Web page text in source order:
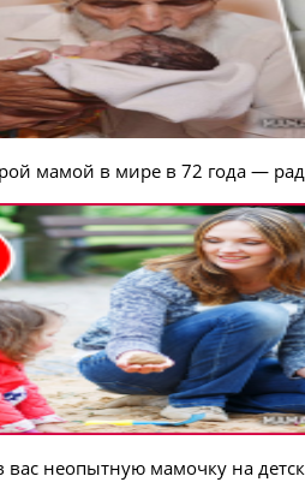
мамой в мире в 72 года —
вас неопытную мамочку на